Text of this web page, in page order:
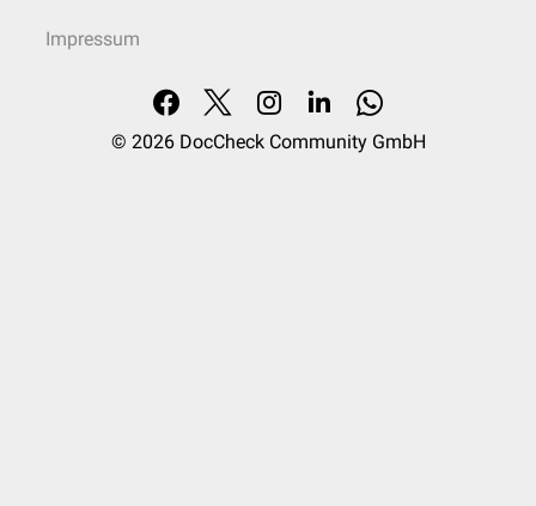
Impressum
© 2026 DocCheck Community GmbH